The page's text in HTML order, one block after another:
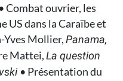
Combat ouvrier, les
US dans la Caraïbe et
Yves Mollier,Panama,
Mattei,La question
• Présentation du